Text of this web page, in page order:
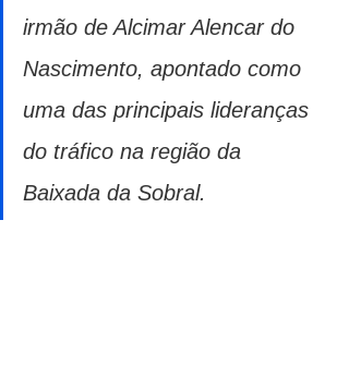
irmão de Alcimar Alencar do
Nascimento, apontado como
uma das principais lideranças
do tráfico na região da
Baixada da Sobral.